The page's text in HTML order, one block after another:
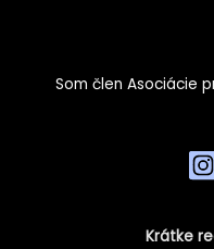
Som člen Asociácie
Krátke